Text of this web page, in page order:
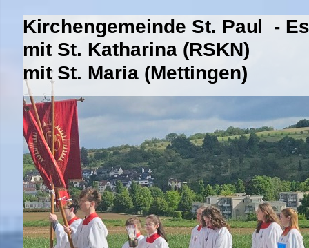
Kirchengemeinde St. Paul -
mit St. Katharina (RSKN)
mit St. Maria (Mettingen)